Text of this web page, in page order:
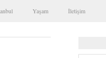
Yaşam İletişim